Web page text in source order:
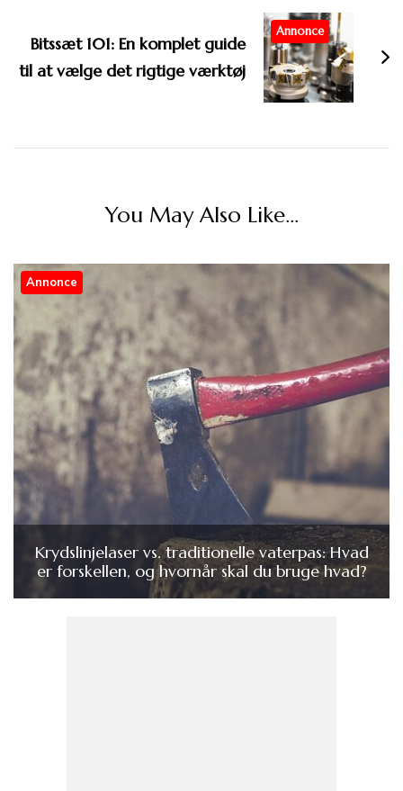
Annonce
Bitssæt 101: En komplet guide
til at vælge det rigtige værktøj
You May Also Like...
Annonce
Krydslinjelaser vs. traditionelle vaterpas: Hvad
er forskellen, og hvornår skal du bruge hvad?